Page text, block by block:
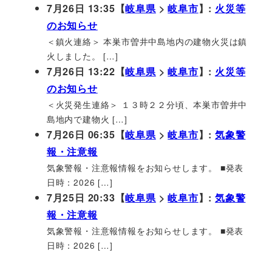
7月26日 13:35【岐阜県>岐阜市】: 火災等
のお知らせ
＜鎮火連絡＞ 本巣市曽井中島地内の建物火災は鎮
火しました。 […]
7月26日 13:22【岐阜県>岐阜市】: 火災等
のお知らせ
＜火災発生連絡＞ １３時２２分頃、本巣市曽井中
島地内で建物火 […]
7月26日 06:35【岐阜県>岐阜市】:気象警
報・注意報
気象警報・注意報情報をお知らせします。 ■発表
日時：2026 […]
7月25日 20:33【岐阜県>岐阜市】:気象警
報・注意報
気象警報・注意報情報をお知らせします。 ■発表
日時：2026 […]